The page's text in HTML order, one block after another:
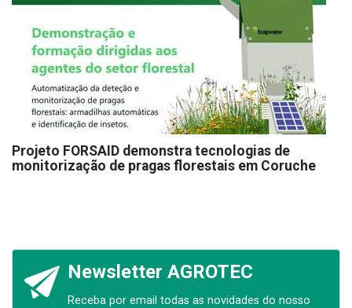
Projeto FORSAID demonstra tecnologias de
monitorização de pragas florestais em Coruche
Newsletter AGROTEC
Receba por email todas as novidades do nosso